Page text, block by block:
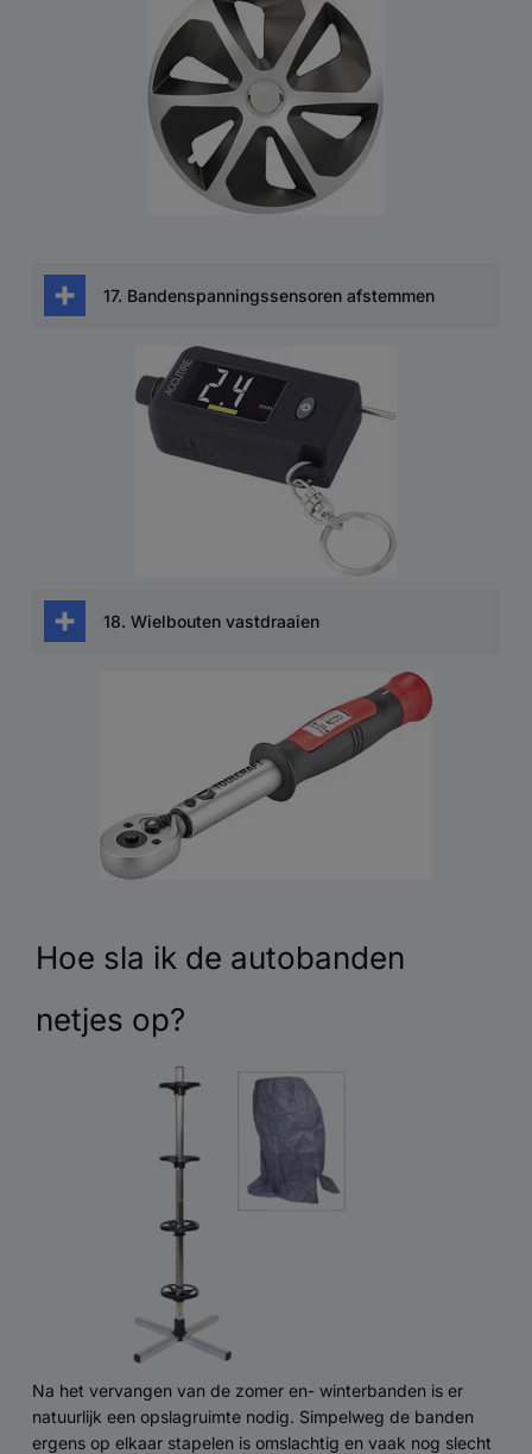
de wielsierstukken hebben meestal een
uitsparing voor het ventiel en kunnen daarom
alleen in de juiste richting worden gemonteerd.
De wielsierstukken moeten stevig op de velg
zitten en rondom goed aansluiten.
17. Bandenspanningssensoren afstemmen
bandenspanningssensoren (indien aanwezig)
worden afgestemd op het
bandenspanningscontrolesysteem.
Bij sommige voertuigen moet het bandentype
(zomerbanden of winterbanden) worden
ingevoerd in de boordcomputer. Meer
informatie hierover vindt u in de
18. Wielbouten vastdraaien
100 kilometer opnieuw op vastheid met de
Hoe sla ik de autobanden
netjes op?
Na het vervangen van de zomer en- winterbanden is er
natuurlijk een opslagruimte nodig. Simpelweg de banden
ergens op elkaar stapelen is omslachtig en vaak nog slecht